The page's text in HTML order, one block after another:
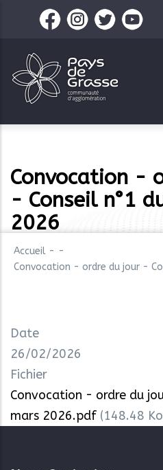
contenu
principal
Convocation -
- Conseil n°1
2026
Accueil - -
Convocation - ordre du jour -
Date
26/02/2026
Fichier
Convocation - ordre du
mars 2026.pdf (148.48